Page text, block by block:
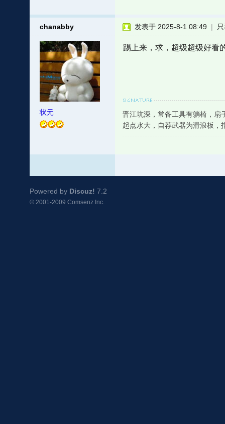
chanabby
状元
发表于 2025-8-1 08:49 |
踢上来，求，超级超级好看
晋江坑深，常备工具有躺椅，扇
起点水大，自荐武器为滑浪板，
Powered by Discuz! 7.2
© 2001-2009 Comsenz Inc.